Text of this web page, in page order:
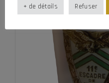
+ de détails Refuser